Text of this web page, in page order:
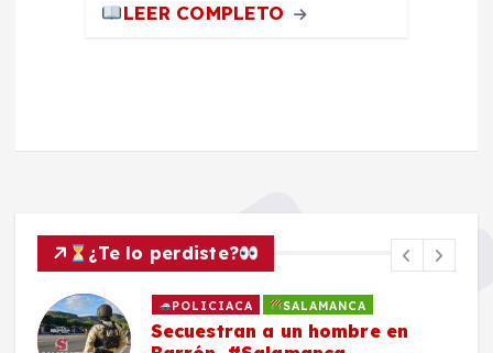
LEER COMPLETO
¿Te lo perdiste?
POLICIACA SALAMANCA
Secuestran a un hombre en